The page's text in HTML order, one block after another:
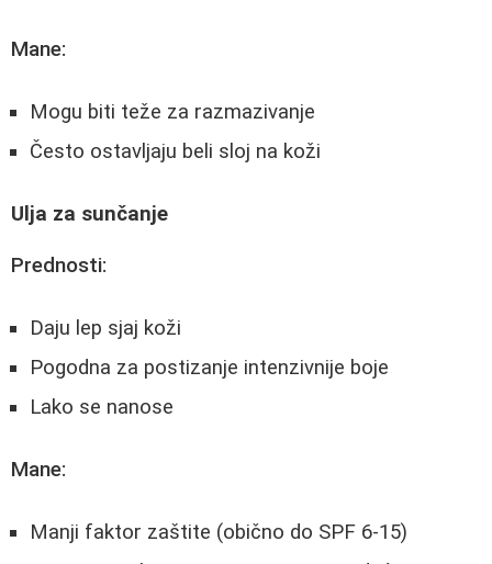
Mane:
Mogu biti teže za razmazivanje
Često ostavljaju beli sloj na koži
Ulja za sunčanje
Prednosti:
Daju lep sjaj koži
Pogodna za postizanje intenzivnije boje
Lako se nanose
Mane:
Manji faktor zaštite (obično do SPF 6-15)